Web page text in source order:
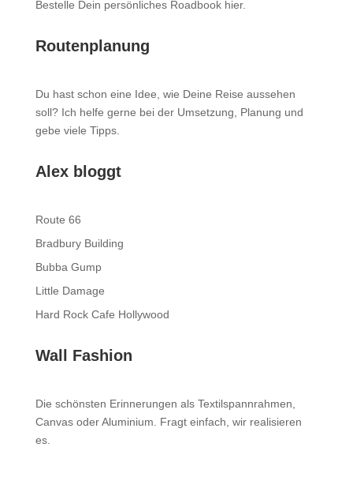
Bestelle Dein persönliches Roadbook hier.
Routenplanung
Du hast schon eine Idee, wie Deine Reise aussehen
soll? Ich helfe gerne bei der Umsetzung, Planung und
gebe viele Tipps.
Alex bloggt
Route 66
Bradbury Building
Bubba Gump
Little Damage
Hard Rock Cafe Hollywood
Wall Fashion
Die schönsten Erinnerungen als Textilspannrahmen,
Canvas oder Aluminium. Fragt einfach, wir realisieren
es.